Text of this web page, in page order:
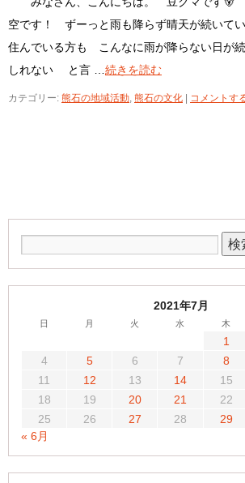
空です！ ずーっと雨も降らず晴天が続いて
住んでいる方も こんなに雨が降らない日が
しれない と言 … 続きを読む
カテゴリー: 熊石の地域活動, 熊石の文化 コメントす
2021年7月
日 月 火 水 木
1
4
5 6 7 8
11
12 13 14 15
18
19 20 21 22
25
26 27 28 29
« 6月